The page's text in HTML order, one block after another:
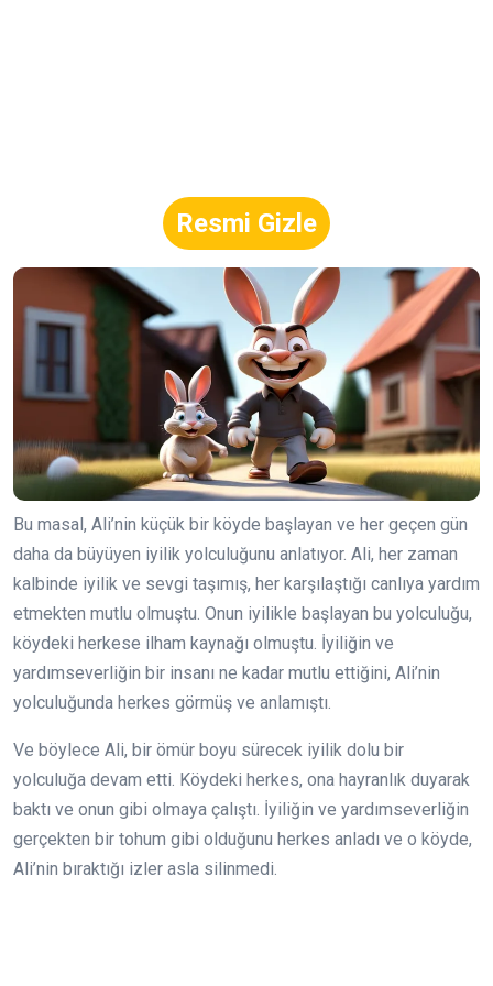
Resmi Gizle
Bu masal, Ali’nin küçük bir köyde başlayan ve her geçen gün
daha da büyüyen iyilik yolculuğunu anlatıyor. Ali, her zaman
kalbinde iyilik ve sevgi taşımış, her karşılaştığı canlıya yardım
etmekten mutlu olmuştu. Onun iyilikle başlayan bu yolculuğu,
köydeki herkese ilham kaynağı olmuştu. İyiliğin ve
yardımseverliğin bir insanı ne kadar mutlu ettiğini, Ali’nin
yolculuğunda herkes görmüş ve anlamıştı.
Ve böylece Ali, bir ömür boyu sürecek iyilik dolu bir
yolculuğa devam etti. Köydeki herkes, ona hayranlık duyarak
baktı ve onun gibi olmaya çalıştı. İyiliğin ve yardımseverliğin
gerçekten bir tohum gibi olduğunu herkes anladı ve o köyde,
Ali’nin bıraktığı izler asla silinmedi.